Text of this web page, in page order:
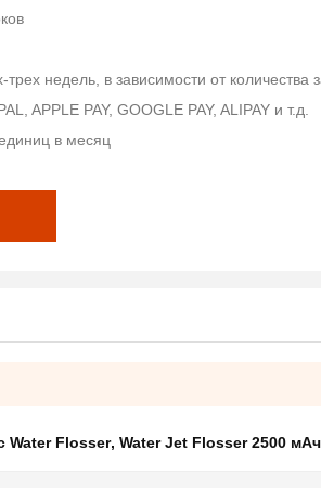
недель, в зависимости от количества
APPLE PAY, GOOGLE PAY, ALIPAY и т.д.
в месяц
Water Flosser, Water Jet Flosser 2500 мАч